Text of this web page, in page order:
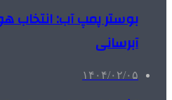
بوستر پمپ آب: انتخاب
آبرسانی
۱۴۰۴/۰۲/۰۵